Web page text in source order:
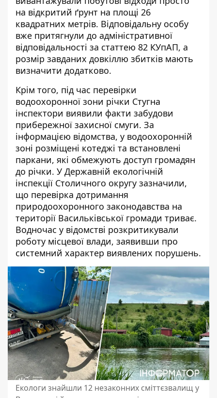
на відкритий ґрунт на площі 26
квадратних метрів. Відповідальну особу
вже притягнули до адміністративної
відповідальності за статтею 82 КУпАП, а
розмір завданих довкіллю збитків мають
визначити додатково.
Крім того, під час перевірки
водоохоронної зони річки Стугна
інспектори виявили факти забудови
прибережної захисної смуги. За
інформацією відомства, у водоохоронній
зоні розміщені котеджі та встановлені
паркани, які обмежують доступ громадян
до річки. У Державній екологічній
інспекції Столичного округу зазначили,
що перевірка дотримання
природоохоронного законодавства на
території Васильківської громади триває.
Водночас у відомстві розкритикували
роботу місцевої влади, заявивши про
системний характер виявлених порушень.
Екологи знайшли 12 незаконних сміттєзвалищ у